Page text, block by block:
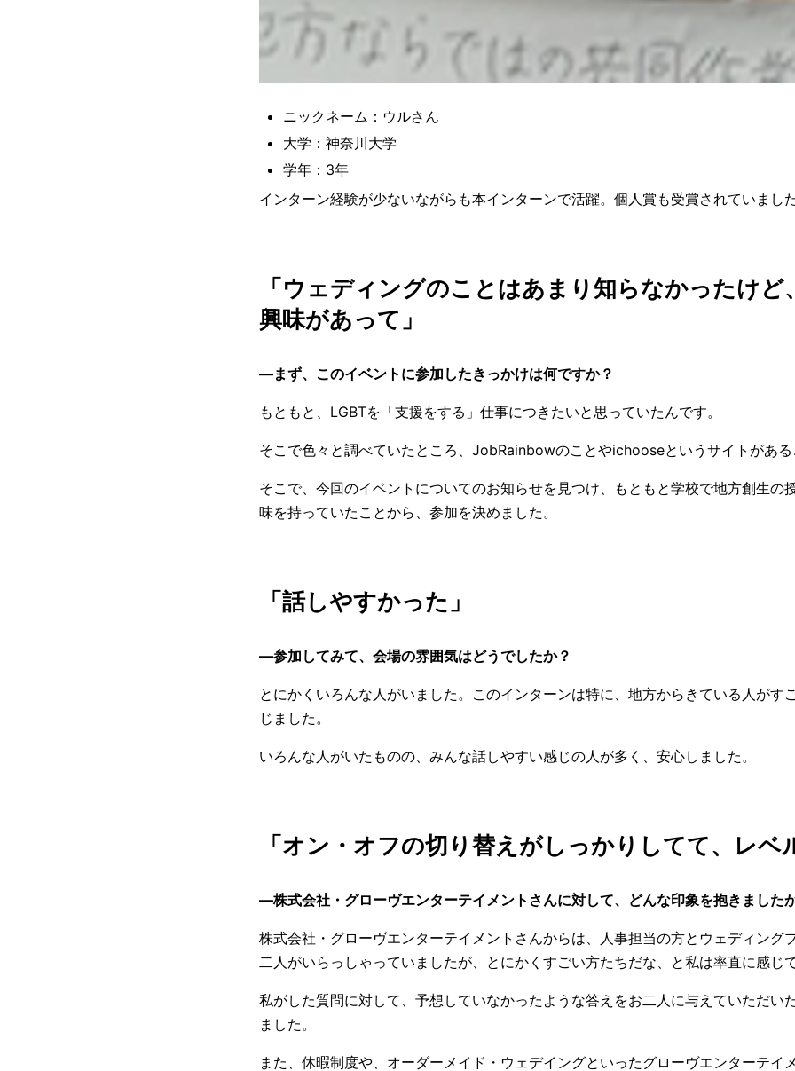
ニックネーム：ウルさん
大学：神奈川大学
学年：3年
インターン経験が少ないながらも本インターンで活躍。個人賞も受賞されていまし
「ウェディングのことはあまり知らなかったけど
興味があって」
—まず、このイベントに参加したきっかけは何ですか？
もともと、LGBTを「支援をする」仕事につきたいと思っていたんです。
そこで色々と調べていたところ、JobRainbowのことやichooseというサイトがあ
そこで、今回のイベントについてのお知らせを見つけ、もともと学校で地方創生の
味を持っていたことから、参加を決めました。
「話しやすかった」
—参加してみて、会場の雰囲気はどうでしたか？
とにかくいろんな人がいました。このインターンは特に、地方からきている人がす
じました。
いろんな人がいたものの、みんな話しやすい感じの人が多く、安心しました。
「オン・オフの切り替えがしっかりしてて、レベ
—株式会社・グローヴエンターテイメントさんに対して、どんな印象を抱きました
株式会社・グローヴエンターテイメントさんからは、人事担当の方とウェディング
二人がいらっしゃっていましたが、とにかくすごい方たちだな、と私は率直に感じ
私がした質問に対して、予想していなかったような答えをお二人に与えていただい
ました。
また、休暇制度や、オーダーメイド・ウェデイングといったグローヴエンターテイ